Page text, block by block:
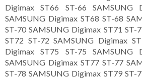
Digimax ST66 ST-66 SAMSUNG
SAMSUNG Digimax ST68 ST-68
ST-70 SAMSUNG Digimax ST71 ST-
ST72 ST-72 SAMSUNG Digimax
Digimax ST75 ST-75 SAMSUNG
SAMSUNG Digimax ST77 ST-77
ST-78 SAMSUNG Digimax ST79 ST-